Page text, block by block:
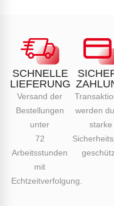
SCHNELLE
LIEFERUNG
Versand der
Bestellungen
unter
72
Arbeitsstunden
mit
Echtzeitverfolgung.
werden
starke